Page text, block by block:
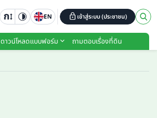
EN เข้าสู่ระบบ (ประชาชน)
ดาวน์โหลดแบบฟอร์ม
ถามตอบเรื่องที่ดิน